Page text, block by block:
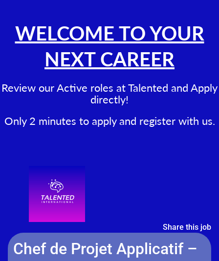
WELCOME TO YOUR
NEXT CAREER
Review our Active roles at Talented and Apply
directly!
Only 2 minutes to apply and register with us.
Share this job
Chef de Projet Applicatif –